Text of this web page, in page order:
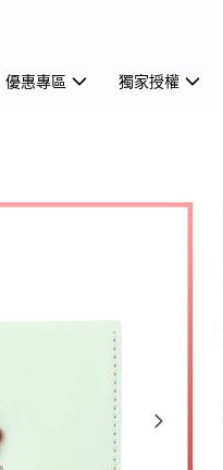
優惠專區 獨家授權